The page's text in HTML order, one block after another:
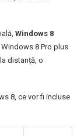
Windows 8
8 Pro plus
distanță, o
8, ce vor fi incluse